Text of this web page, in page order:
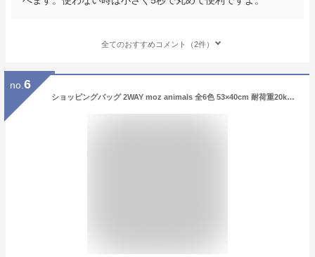
全てのおすすめコメント（2件）
no. 6
ショッピングバッグ 2WAY moz animals 全6色 53×40cm 耐荷重20kg お買い物バッグ 洗える エコバッグ おしゃれ 北欧 エルク 折りたたみ モズ スウェーデン メール便可